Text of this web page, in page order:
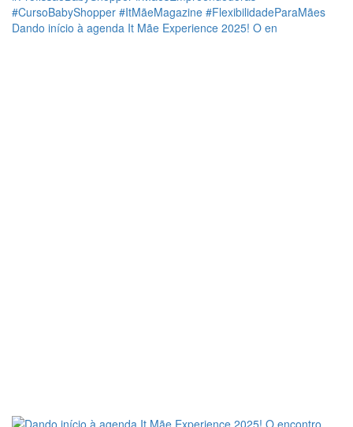
Dando início à agenda It Mãe Experience 2025! O en